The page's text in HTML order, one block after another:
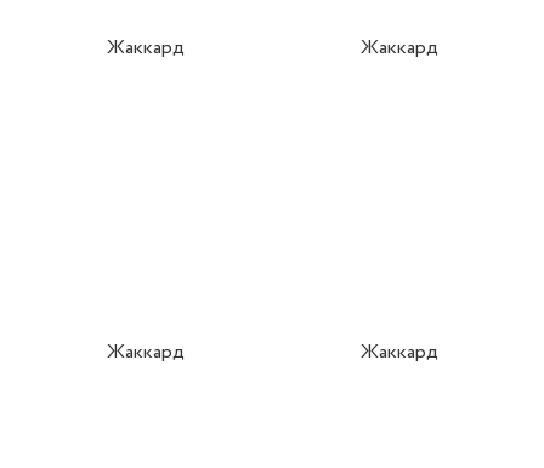
Жаккард Жаккард
Жаккард Жаккард